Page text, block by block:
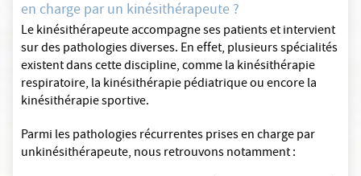
en charge par un kinésithérapeute ?
Le kinésithérapeute accompagne ses patients et intervient
sur des pathologies diverses. En effet, plusieurs spécialités
existent dans cette discipline, comme la kinésithérapie
respiratoire, la kinésithérapie pédiatrique ou encore la
kinésithérapie sportive.
Parmi les pathologies récurrentes prises en charge par
unkinésithérapeute, nous retrouvons notamment :